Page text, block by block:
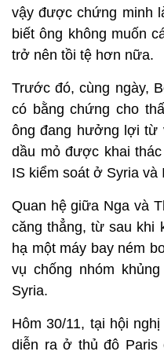
vậy được chứng minh
biết ông không muốn
trở nên tồi tệ hơn nữa.
Trước đó, cùng ngày,
có bằng chứng cho
ông đang hưởng lợi từ
dầu mỏ được khai
IS kiểm soát ở Syria và
Quan hệ giữa Nga và
căng thẳng, từ sau khi
hạ một máy bay ném
vụ chống nhóm
Syria.
Hôm 30/11, tại hội
diễn ra ở thủ đô Paris